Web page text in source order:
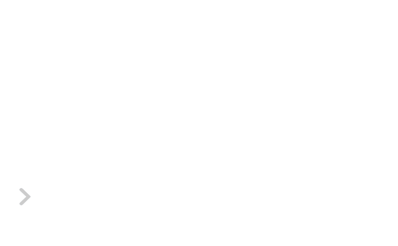
Next